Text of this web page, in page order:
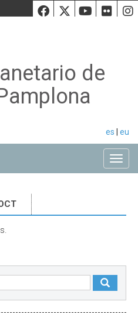
Facebook
Twiiter
de
es eu